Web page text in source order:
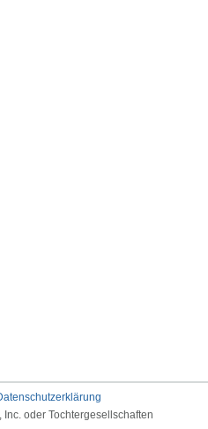
oder Tochtergesellschaften